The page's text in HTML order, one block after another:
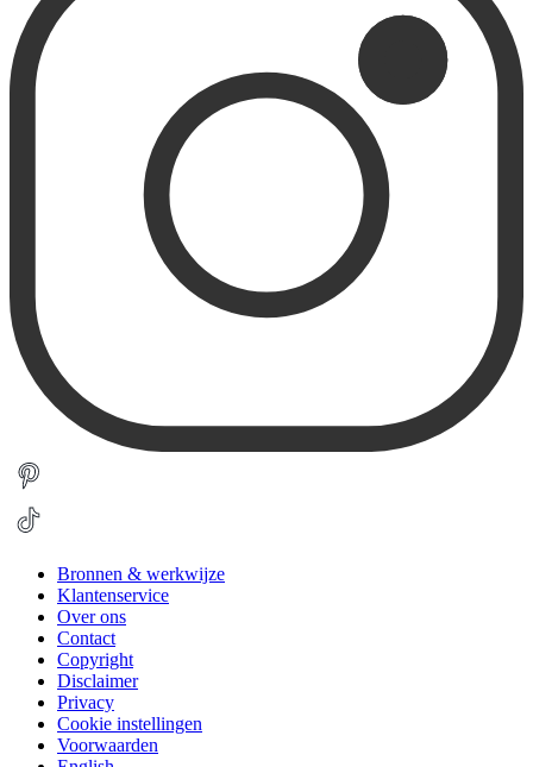
Bronnen & werkwijze
Klantenservice
Over ons
Contact
Copyright
Disclaimer
Privacy
Cookie instellingen
Voorwaarden